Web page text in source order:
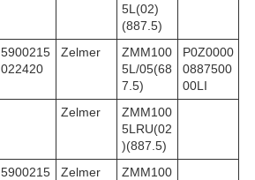
5L(02)
(887.5)
5900215
022420
Zelmer
ZMM100
5L/05(68
7.5)
P0Z0000
0887500
00LI
Zelmer
ZMM100
5LRU(02
)(887.5)
5900215
Zelmer
ZMM100